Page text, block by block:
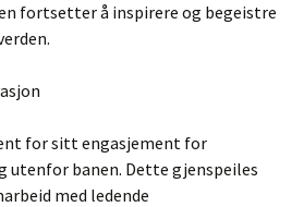
fortsetter å inspirere og begeistre
for sitt engasjement for
utenfor banen. Dette gjenspeiles
med ledende